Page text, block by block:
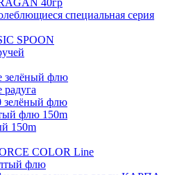
40гр
специальная серия
SPOON
зелёный флю
зелёный флю
флю 150m
150m
COLOR Line
флю